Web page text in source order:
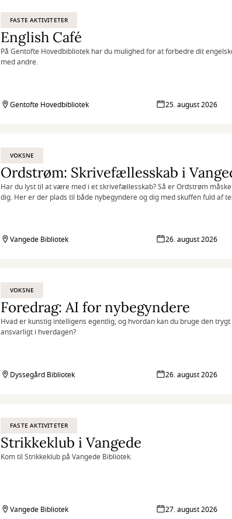
FASTE AKTIVITETER
English Café
På Gentofte Hovedbibliotek har du mulighed for at forbedre dit
med andre.
Gentofte Hovedbibliotek 25. august 2026
VOKSNE
Ordstrøm: Skrivefællesskab i
Har du lyst til at være med i et skrivefællesskab? Så er Ordstrøm
dig. Her er der plads til både nybegyndere og dig med skuffen fuld af
Vangede Bibliotek 26. august 2026
VOKSNE
Foredrag: AI for nybegyndere
Hvad er kunstig intelligens egentlig, og hvordan kan du bruge den trygt
ansvarligt i hverdagen?
Dyssegård Bibliotek 26. august 2026
FASTE AKTIVITETER
Strikkeklub i Vangede
Kom til Strikkeklub på Vangede Bibliotek.
Vangede Bibliotek 27. august 2026